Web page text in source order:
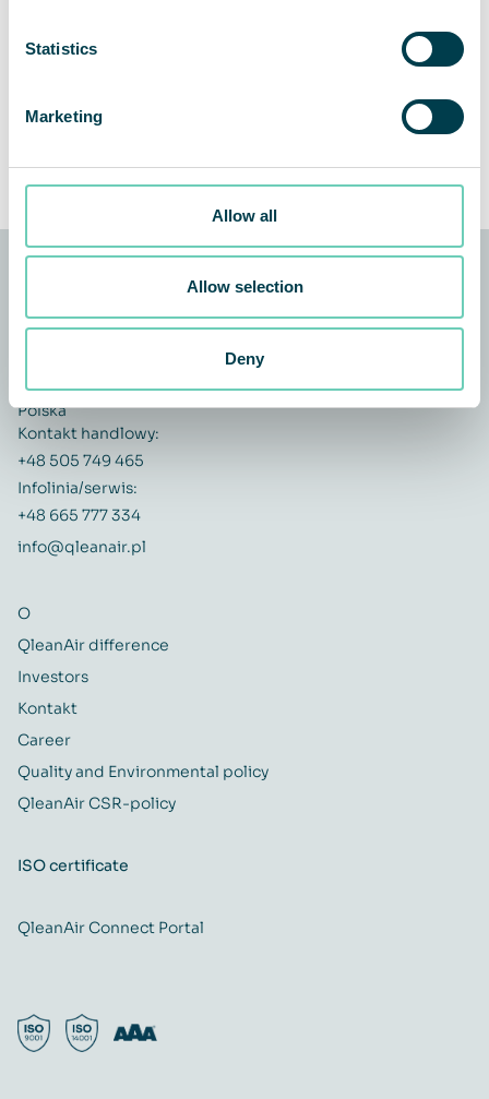
Statistics
Marketing
Allow all
Allow selection
Deny
58-100 Świdnica
Polska
Kontakt handlowy:
+48 505 749 465
Infolinia/serwis:
+48 665 777 334
info@qleanair.pl
O
QleanAir difference
Investors
Kontakt
Career
Quality and Environmental policy
QleanAir CSR-policy
ISO certificate
QleanAir Connect Portal